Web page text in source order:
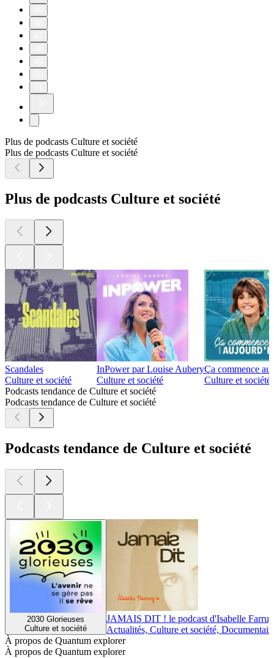
Plus de podcasts Culture et société
Plus de podcasts Culture et société
Plus de podcasts Culture et société
Scandales
Culture et société
InPower par Louise Aubery
Culture et société
Ça commence
Culture et société
Podcasts tendance de Culture et société
Podcasts tendance de Culture et société
Podcasts tendance de Culture et société
2030 Glorieuses
Culture et société
JAMAIS DIT ! le podcast d'Isabelle
Actualités, Culture et société,
À propos de Quantum explorer
À propos de Quantum explorer